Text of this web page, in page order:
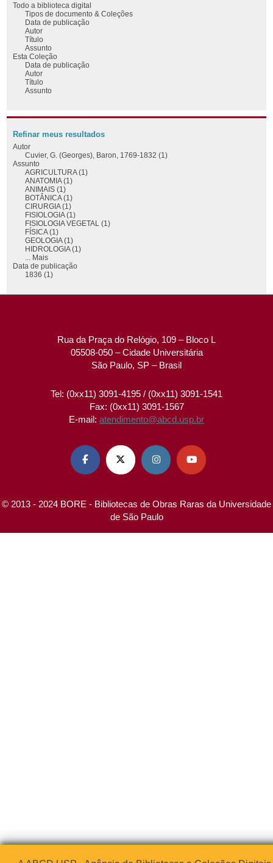
Todo a biblioteca digital
Tipos de documento & Coleções
Data de publicação
Autor
Título
Assunto
Esta Coleção
Data de publicação
Autor
Título
Assunto
Refinar meus resultados
Autor
Cuvier, G. (Georges), Baron, 1769-1832 (1)
Assunto
AGRICULTURA (1)
ANATOMIA (1)
ANIMAIS (1)
BOTÂNICA (1)
CIRURGIA (1)
FISIOLOGIA (1)
FISIOLOGIA VEGETAL (1)
FÍSICA (1)
GEOLOGIA (1)
HIDROLOGIA (1)
... Mais
Data de publicação
1836 (1)
Rua da Praça do Relógio, 109 – Bloco L
05508-050 – Cidade Universitária
São Paulo, SP – Brasil
Tel: (0xx11) 3091-4195 / (0xx11) 3091-1541
Fax: (0xx11) 3091-1567
E-mail: atendimento@abcd.usp.br
   
© 2013 - 2024 BORE - Bibliotecas de Obras Raras da Universidade
de São Paulo